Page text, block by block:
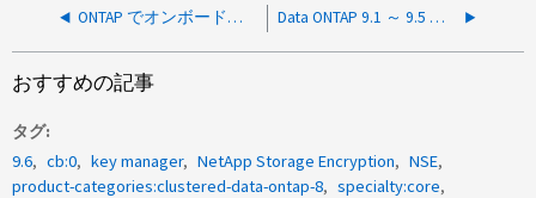
ONTAP でオンボード暗号化と NVE を使用しているときにパスフレーズを紛失した場合の復旧方法 Data ONTAP 9.1 ～ 9.5 でオンボードキー管理（ OTM ）を削除する方法
おすすめの記事
タグ
9.6
cb:0 key manager NetApp Storage Encryption
NSE
product-categories:clustered-data-ontap-8
specialty:core